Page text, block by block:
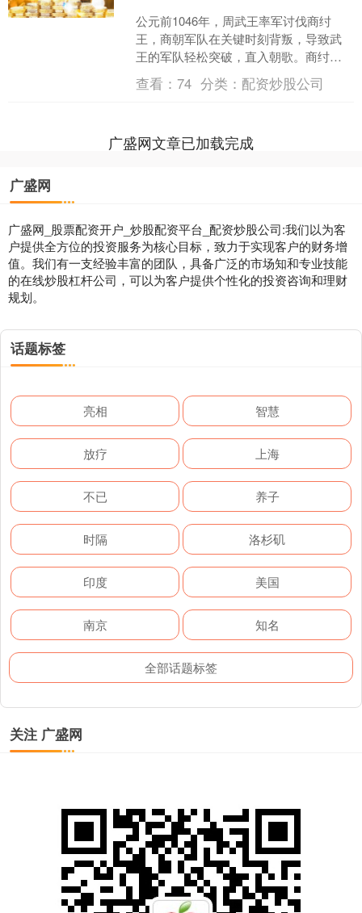
公元前1046年，周武王率军讨伐商纣
王，商朝军队在关键时刻背叛，导致武
王的军队轻松突破，直入朝歌。商纣王
意识到大势已去，最终选择自焚死于露
台，结束了他奢靡而荒唐....
查看：74 分类： 配资炒股公司
广盛网文章已加载完成
广盛网
广盛网_股票配资开户_炒股配资平台_配资炒股公司:我们以为客
户提供全方位的投资服务为核心目标，致力于实现客户的财务增
值。我们有一支经验丰富的团队，具备广泛的市场知和专业技能
的在线炒股杠杆公司，可以为客户提供个性化的投资咨询和理财
规划。
话题标签
亮相 智慧
放疗 上海
不已 养子
时隔 洛杉矶
印度 美国
南京 知名
全部话题标签
关注 广盛网